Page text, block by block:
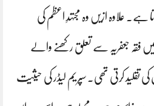
ہے۔ علاوہ ازیں وہ مجتہدِ اعظم کی
فقہ جعفریہ سے تعلق رکھنے والے
تقلید کرتی تھی۔ سپریم لیڈر کی حیثیت